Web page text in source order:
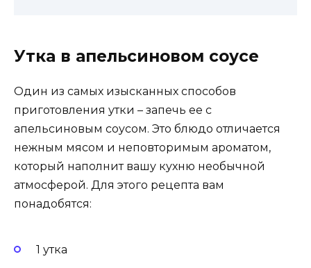
Утка в апельсиновом соусе
Один из самых изысканных способов
приготовления утки – запечь ее с
апельсиновым соусом. Это блюдо отличается
нежным мясом и неповторимым ароматом,
который наполнит вашу кухню необычной
атмосферой. Для этого рецепта вам
понадобятся:
1 утка